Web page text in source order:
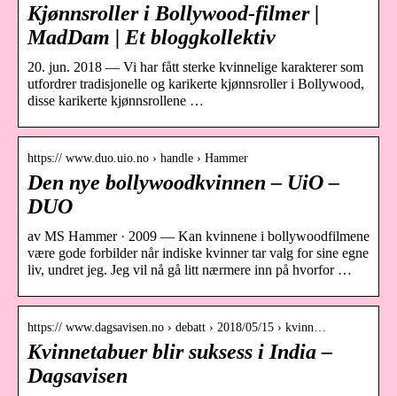
Kjønnsroller i Bollywood-filmer |
MadDam | Et bloggkollektiv
20. jun. 2018 — Vi har fått sterke kvinnelige karakterer som
utfordrer tradisjonelle og karikerte kjønnsroller i Bollywood,
disse karikerte kjønnsrollene …
https:// www.duo.uio.no › handle › Hammer
Den nye bollywoodkvinnen – UiO –
DUO
av MS Hammer · 2009 — Kan kvinnene i bollywoodfilmene
være gode forbilder når indiske kvinner tar valg for sine egne
liv, undret jeg. Jeg vil nå gå litt nærmere inn på hvorfor …
https:// www.dagsavisen.no › debatt › 2018/05/15 › kvinn…
Kvinnetabuer blir suksess i India –
Dagsavisen